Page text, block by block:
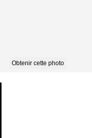
Obtenir cette photo